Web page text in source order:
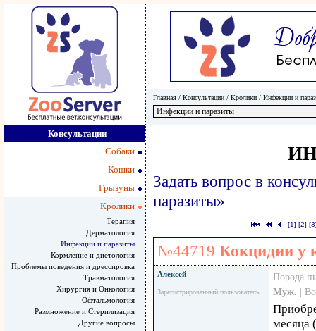
Главная / Консультации / Кролики / Инфекции и
Консультации
Собаки
Кошки
Грызуны
Кролики
Терапия
Дерматология
Инфекции и паразиты
Кормление и диетология
Проблемы поведения и дрессировка
Травматология
Хирургия и Онкология
Офтальмология
Размножение и Стерилизация
Другие вопросы
Задать вопрос в
паразиты»
[1] [2]
№44719 Кокцидии у
Алексей
Зарегистрированный пользователь
Порода
Муж. |
месяца